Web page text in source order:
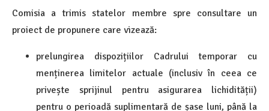
Comisia a trimis statelor membre spre consultare un
proiect de propunere care vizează:
prelungirea dispozițiilor Cadrului temporar cu
menținerea limitelor actuale (inclusiv în ceea ce
privește sprijinul pentru asigurarea lichidității)
pentru o perioadă suplimentară de șase luni, până la